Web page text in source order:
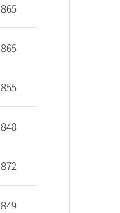
865
865
855
848
872
849